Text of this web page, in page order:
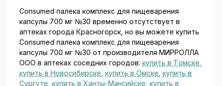
Consumed палека комплекс для пищеварения
капсулы 700 мг №30 временно отсутствует в
аптеках города Красногорск, но вы можете купить
Consumed палека комплекс для пищеварения
капсулы 700 мг №30 от производителя МИРРОЛЛА
ООО в аптеках соседних городов: купить в Томске
купить в Новосибирске купить в Омске купить в
Сургуте купить в Ханты-Мансийске купить в